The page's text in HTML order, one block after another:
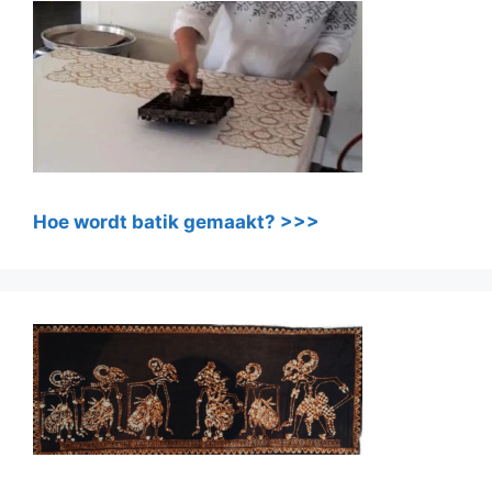
Hoe wordt batik gemaakt? >>>